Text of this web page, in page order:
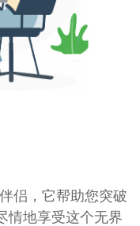
侣，它帮助您突破
情地享受这个无界